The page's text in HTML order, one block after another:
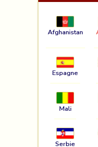
Afghanistan
Espagne
Mali
Serbie